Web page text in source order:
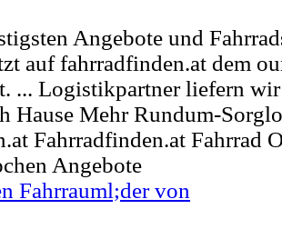
Angebote und
auf fahrradfinden.at dem
... Logistikpartner liefern
Hause Mehr Rundum-
Fahrradfinden.at Fahrrad
Angebote
Fahrrauml;der von